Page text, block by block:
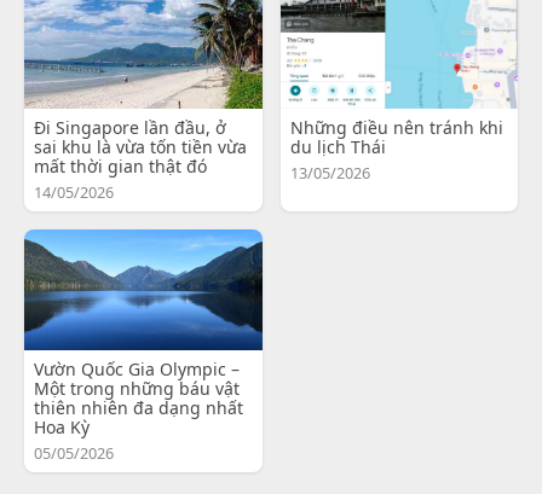
Đi Singapore lần đầu, ở
sai khu là vừa tốn tiền vừa
mất thời gian thật đó
14/05/2026
Những điều nên tránh khi
du lịch Thái
13/05/2026
Vườn Quốc Gia Olympic –
Một trong những báu vật
thiên nhiên đa dạng nhất
Hoa Kỳ
05/05/2026